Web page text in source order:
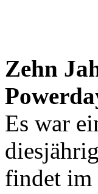
Zehn
Es war
findet im